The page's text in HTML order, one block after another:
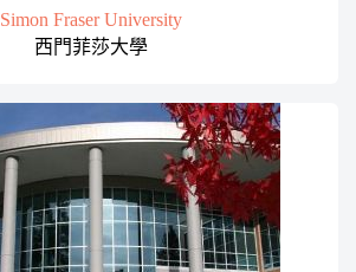
Simon Fraser University
西門菲莎大學